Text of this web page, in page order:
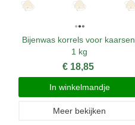
Bijenwas korrels voor kaarsen,
1 kg
€ 18,85
In winkelmandje
Meer bekijken